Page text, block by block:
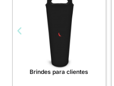
Brindes para clientes